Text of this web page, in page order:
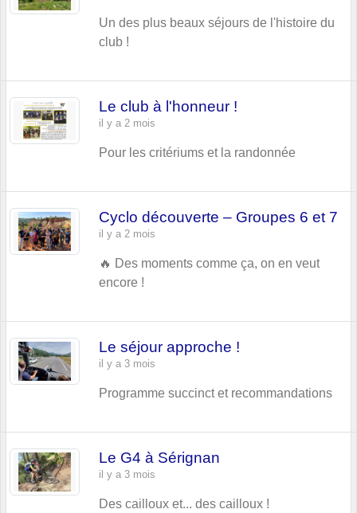
Un des plus beaux séjours de l'histoire du
club !
Le club à l'honneur !
il y a 2 mois
Pour les critériums et la randonnée
Cyclo découverte – Groupes 6 et 7
il y a 2 mois
🔥 Des moments comme ça, on en veut
encore !
Le séjour approche !
il y a 3 mois
Programme succinct et recommandations
Le G4 à Sérignan
il y a 3 mois
Des cailloux et... des cailloux !